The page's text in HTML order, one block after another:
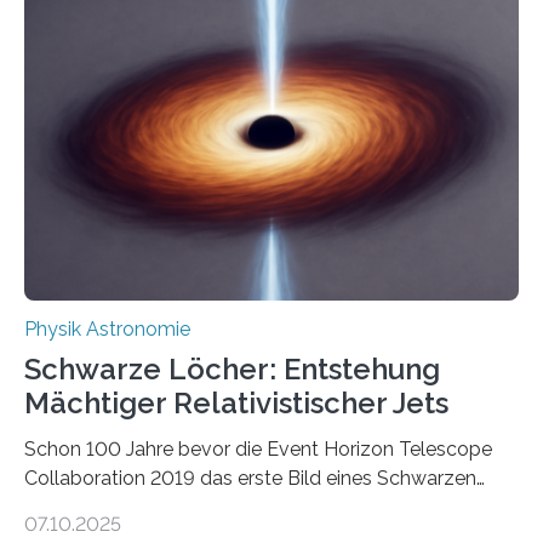
Quantenmotoren voranbringen. Das
Wissenschaftsjournal Science Advances veröffentlichte
die Herleitung. (DOI: 10.1126/sciadv.adw8462)
Verbrennungsmotoren oder Dampfturbinen sind
Wärmekraftmaschinen: Sie wandeln thermische
Energie in mechanische Bewegung um – oder anders
ausgedrückt, Wärme in Bewegung. In
quantenmechanischen Experimenten ist es in den…
Physik Astronomie
Schwarze Löcher: Entstehung
Mächtiger Relativistischer Jets
Schon 100 Jahre bevor die Event Horizon Telescope
Collaboration 2019 das erste Bild eines Schwarzen
hatte der Astronom Heber Curtis einen seltsamen
07.10.2025